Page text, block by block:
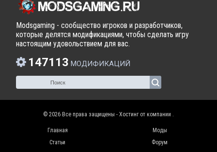
Modsgaming - сообщество игроков и разработчиков,
которые делятся модификациями, чтобы сделать игру
настоящим удовольствием для вас.
147113 МОДИФИКАЦИЙ
© 2026 Все права защищены - Хостинг от компании .
Главная
Моды
Статьи
Форум